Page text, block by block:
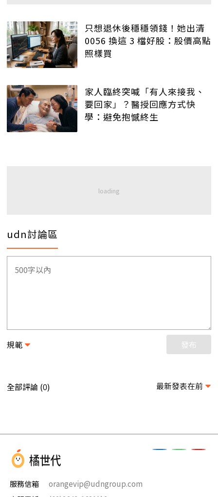
只想退休後穩穩領錢！她出清
0056 換這 3 檔好股：股價高點
照樣買
家人臨終突喊「有人來接我、
要回家」？醫授回應方式快
學：避免抱憾終生
udn討論區
規範 發布
全部評論 (0) 最新發表在前
服務信箱
orangevip@udngroup.com